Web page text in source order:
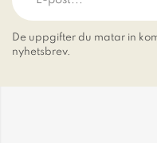
De uppgifter du matar in
nyhetsbrev.